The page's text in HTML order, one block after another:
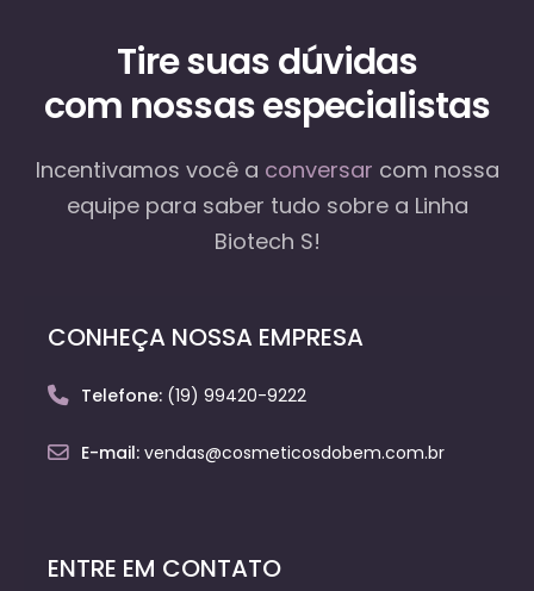
Tire suas dúvidas
com nossas especialistas
Incentivamos você a conversar com nossa
equipepara saber tudo sobre a Linha
Biotech S!
CONHEÇA NOSSA EMPRESA
Telefone: (19) 99420-9222
E-mail: vendas@cosmeticosdobem.com.br
ENTRE EM CONTATO